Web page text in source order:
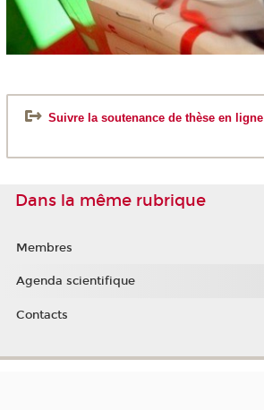
Suivre la soutenance de thèse en ligne
Dans la même rubrique
Membres
Agenda scientifique
Contacts